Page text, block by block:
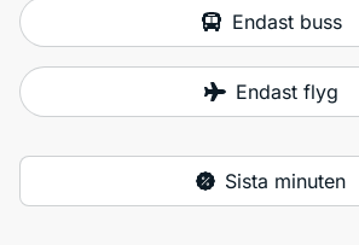
Endast buss
Endast flyg
Sista minuten